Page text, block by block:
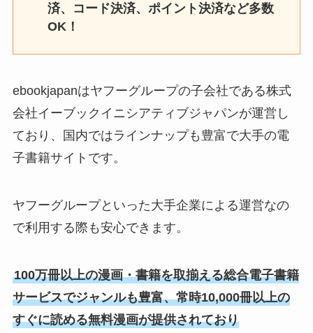
済、コード決済、ポイント決済など多数
OK！
ebookjapanはヤフーグループの子会社である株式
会社イーブックイニシアティブジャパンが運営し
ており、国内ではラインナップも豊富で大手の電
子書籍サイトです。
ヤフーグループといった大手企業による運営なの
で利用する際も安心できます。
100万冊以上の漫画・書籍を取揃える総合電子書籍
サービスでジャンルも豊富、常時10,000冊以上の
すぐに読める無料漫画が提供されており